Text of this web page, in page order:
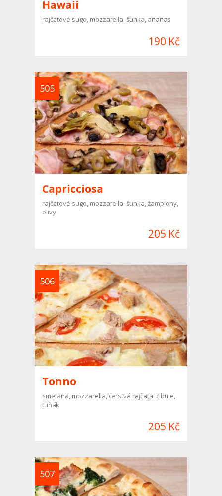
Hawaii
rajčatové sugo, mozzarella, šunka, ananas
190 Kč
505
Capricciosa
rajčatové sugo, mozzarella, šunka, žampiony,
olivy
205 Kč
506
Tonno
smetana, mozzarella, čerstvá rajčata, cibule,
tuňák
205 Kč
507